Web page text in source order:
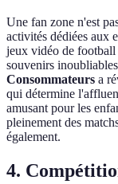
Une fan zone n'est
activités dédiées aux
jeux vidéo de football
souvenirs
Consommateurs a
qui détermine
amusant pour les
pleinement des
également.
4.